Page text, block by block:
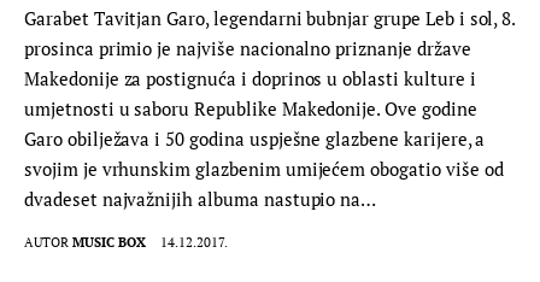
Garabet Tavitjan Garo, legendarni bubnjar grupe Leb i sol, 8.
prosinca primio je najviše nacionalno priznanje države
Makedonije za postignuća i doprinos u oblasti kulture i
umjetnosti u saboru Republike Makedonije. Ove godine
Garo obilježava i 50 godina uspješne glazbene karijere, a
svojim je vrhunskim glazbenim umijećem obogatio više od
dvadeset najvažnijih albuma nastupio na…
AUTOR MUSIC BOX 14.12.2017.